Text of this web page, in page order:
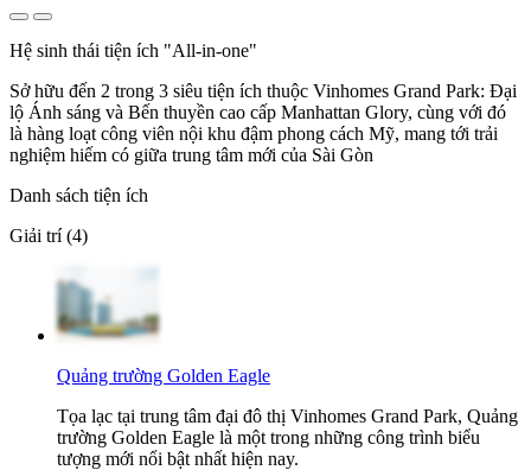
Hệ sinh thái tiện ích "All-in-one"
Sở hữu đến 2 trong 3 siêu tiện ích thuộc Vinhomes Grand Park: Đại
lộ Ánh sáng và Bến thuyền cao cấp Manhattan Glory, cùng với đó
là hàng loạt công viên nội khu đậm phong cách Mỹ, mang tới trải
nghiệm hiếm có giữa trung tâm mới của Sài Gòn
Danh sách tiện ích
Giải trí (4)
Quảng trường Golden Eagle
Tọa lạc tại trung tâm đại đô thị Vinhomes Grand Park, Quảng
trường Golden Eagle là một trong những công trình biểu
tượng mới nổi bật nhất hiện nay.